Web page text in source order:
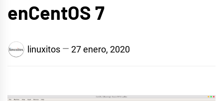
enCentOS 7
linuxitos 27 enero, 2020